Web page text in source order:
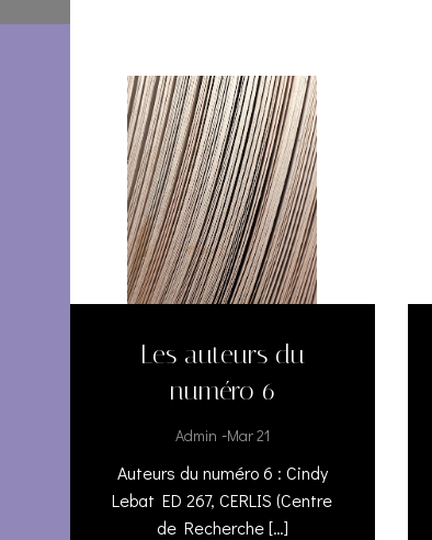
Les auteurs du
numéro 6
Admin -Mar 21
Auteurs du numéro 6 : Cindy
Lebat ED 267, CERLIS (Centre
de Recherche […]